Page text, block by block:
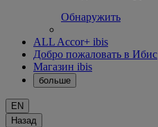
Обнаружить
ALL Accor+ ibis
Добро пожаловать в Ибис
Магазин ibis
больше
EN
Назад